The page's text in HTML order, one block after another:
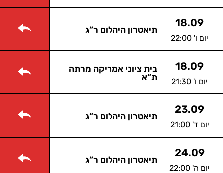
18.09
יום ו' 22:00
תיאטרון היהלום ר”ג
18.09
יום ו' 21:30
בית ציוני אמריקה מרתה
ת”א
23.09
יום ד' 21:00
תיאטרון היהלום ר”ג
24.09
יום ה' 22:00
תיאטרון היהלום ר”ג